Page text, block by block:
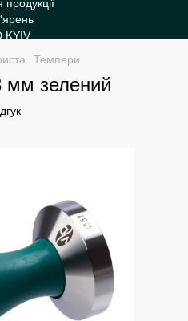
Темпери
мм зелений